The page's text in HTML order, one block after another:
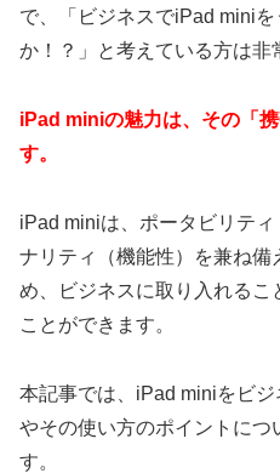
で、「ビジネスでiPad mini
か！？」と考えている方は非
iPad miniの魅力は、その「
す。
iPad miniは、ポータビリテ
ナリティ（機能性）を兼ね備
め、ビジネスに取り入れるこ
ことができます。
本記事では、iPad miniをビ
やその使い方のポイントにつ
す。